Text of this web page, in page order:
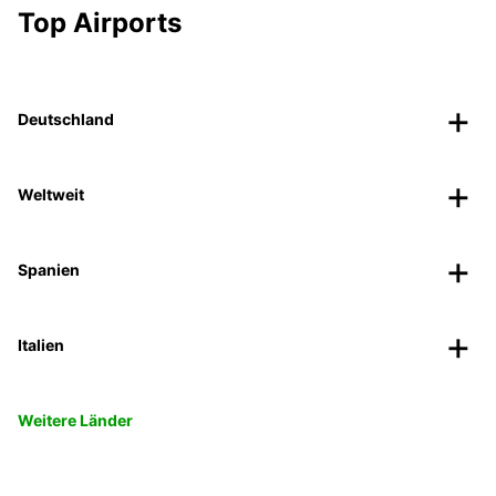
Top Airports
Deutschland
Weltweit
Spanien
Italien
Weitere Länder